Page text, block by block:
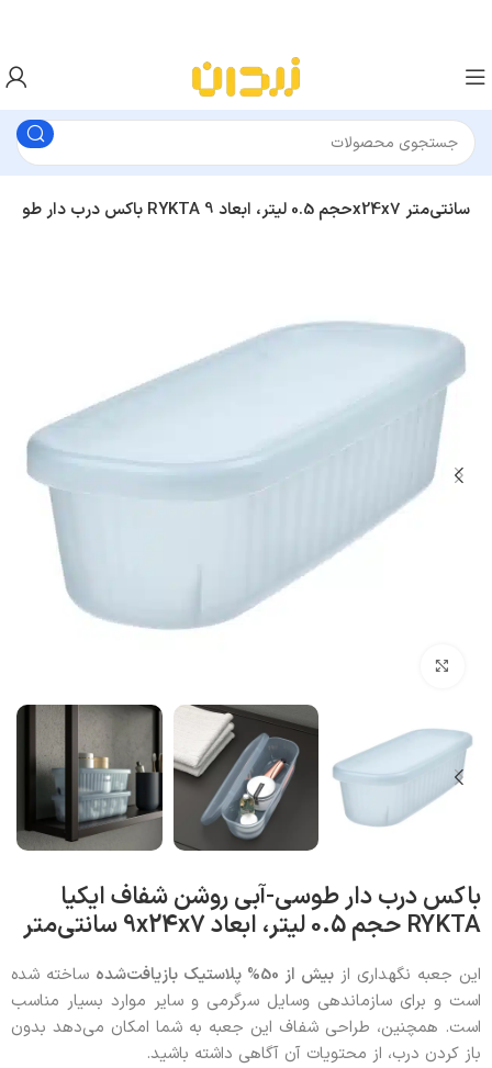
باکس درب‌ دار طوسی-آبی روشن شفاف ایکیا RYKTA حجم 0.5 لیتر، ابعاد 9x24x7 سانتی‌متر
باکس درب‌ دار طوسی-آبی روشن شفاف ایکیا
RYKTA حجم 0.5 لیتر، ابعاد 9x24x7 سانتی‌متر
این جعبه نگهداری از بیش از 50% پلاستیک بازیافت‌شده
ساخته شده
است و برای سازماندهی وسایل سرگرمی و سایر موارد بسیار مناسب
است. همچنین، طراحی شفاف این جعبه به شما امکان می‌دهد بدون
باز کردن درب، از محتویات آن آگاهی داشته باشید.